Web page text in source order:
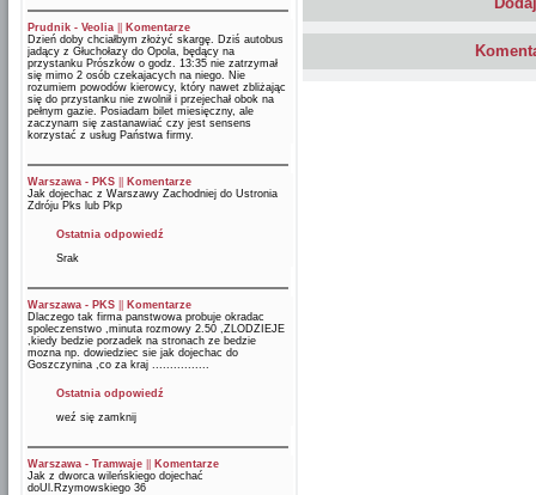
Prudnik - Veolia
Komentarze
Dzień doby chciałbym złożyć skargę. Dziś autobus
jadący z Głuchołazy do Opola, będący na
przystanku Prószków o godz. 13:35 nie zatrzymał
się mimo 2 osób czekajacych na niego. Nie
rozumiem powodów kierowcy, który nawet zbliżając
się do przystanku nie zwolnił i przejechał obok na
pełnym gazie. Posiadam bilet miesięczny, ale
zaczynam się zastanawiać czy jest sensens
korzystać z usług Państwa firmy.
Warszawa - PKS
Komentarze
Jak dojechac z Warszawy Zachodniej do Ustronia
Zdróju Pks lub Pkp
Ostatnia odpowiedź
Srak
Warszawa - PKS
Komentarze
Dlaczego tak firma panstwowa probuje okradac
spoleczenstwo ,minuta rozmowy 2.50 ,ZLODZIEJE
,kiedy bedzie porzadek na stronach ze bedzie
mozna np. dowiedziec sie jak dojechac do
Goszczynina ,co za kraj ................
Ostatnia odpowiedź
weź się zamknij
Warszawa - Tramwaje
Komentarze
Jak z dworca wileńskiego dojechać
doUl.Rzymowskiego 36